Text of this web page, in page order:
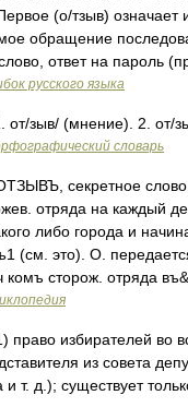
(о/тзыв) означает
обращение
ответ на пароль
русского языка
зыв/ (мнение). 2. от/
словарь
секретное
отряда на каждый
либо города и
(см. это). О.
комъ сторож. отряда
право избирателей во
из совета
т. д.); существует